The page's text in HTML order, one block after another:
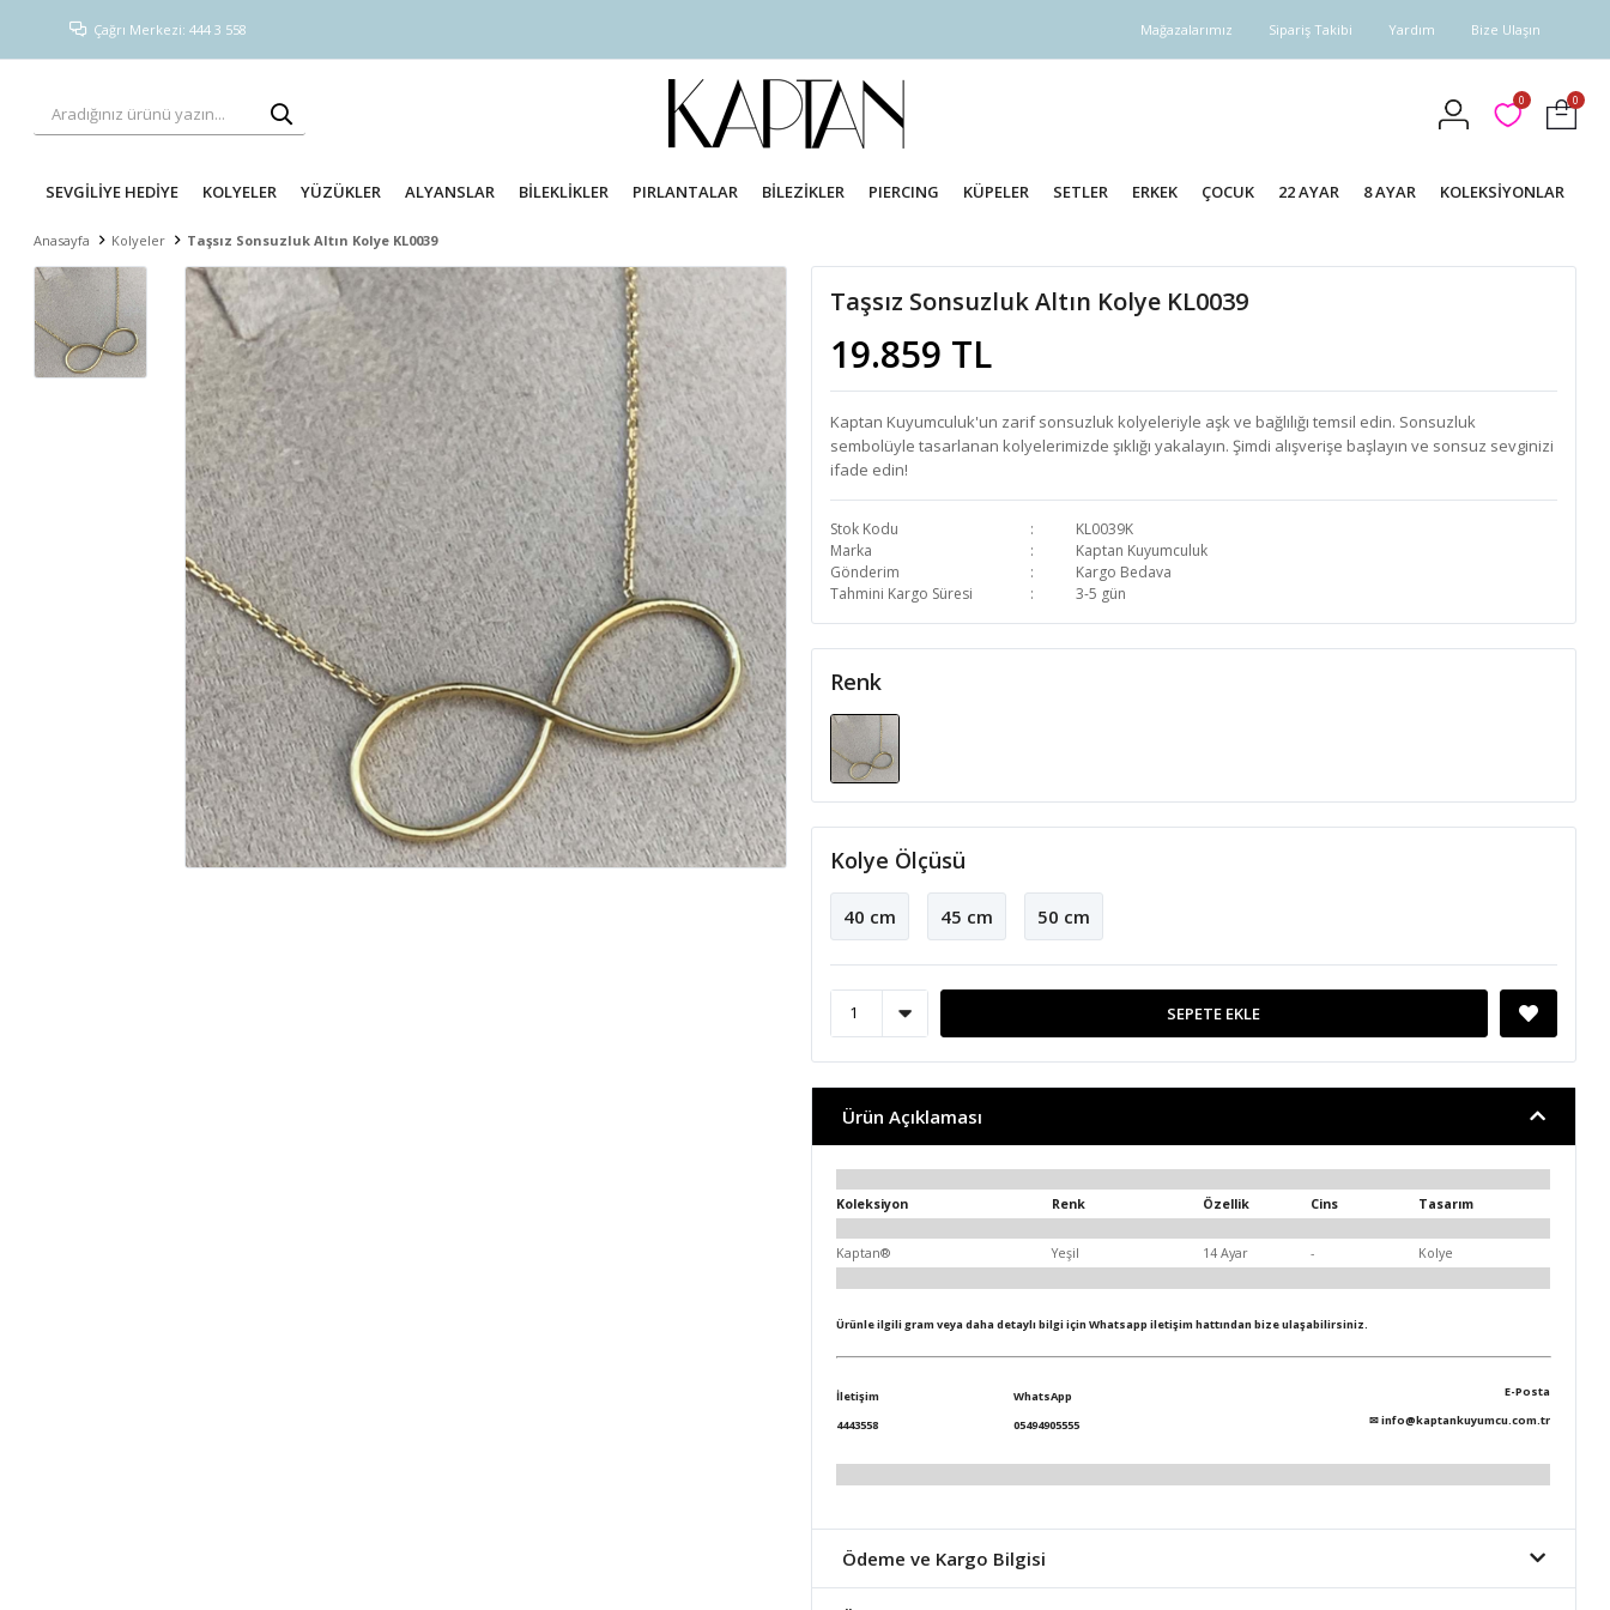
Çağrı Merkezi: 444 3 558 Mağazalarımız Sipariş Takibi Yardım Bize Ulaşın
0 0
SEVGİLİYE HEDİYE KOLYELER YÜZÜKLER ALYANSLAR BİLEKLİKLER PIRLANTALAR BİLEZİKLER PIERCING KÜPELER SETLER ERKEK ÇOCUK 22 AYAR 8 AYAR KOLEKSİYONLAR
Anasayfa Kolyeler Taşsız Sonsuzluk Altın Kolye KL0039
Taşsız Sonsuzluk Altın Kolye KL0039
19.859 TL
Kaptan Kuyumculuk'un zarif sonsuzluk kolyeleriyle aşk ve bağlılığı temsil edin. Sonsuzluk
sembolüyle tasarlanan kolyelerimizde şıklığı yakalayın. Şimdi alışverişe başlayın ve sonsuz sevginizi
ifade edin!
Stok Kodu
KL0039K
Marka
Kaptan Kuyumculuk
Gönderim
Kargo Bedava
Tahmini Kargo Süresi
3-5 gün
Renk
Kolye Ölçüsü
40 cm 45 cm 50 cm
SEPETE EKLE
Ürün Açıklaması
Koleksiyon Renk Özellik Cins Tasarım
Kaptan® Yeşil 14 Ayar - Kolye
Ürünle ilgili gram veya daha detaylı bilgi için Whatsapp iletişim hattından bize ulaşabilirsiniz.
İletişim
4443558
WhatsApp
05494905555
E-Posta
✉info@kaptankuyumcu.com.tr
Ödeme ve Kargo Bilgisi